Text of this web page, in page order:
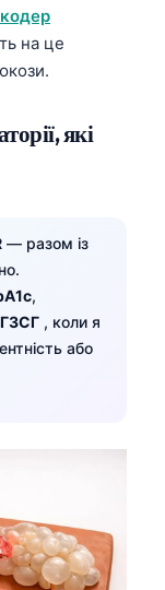
на це
які
— разом із
,
ГЗСГ , коли я
або